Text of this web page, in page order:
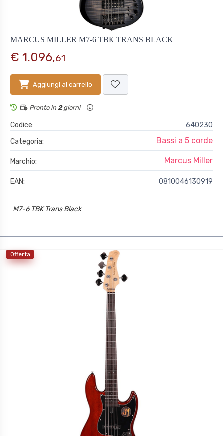
MARCUS MILLER M7-6 TBK TRANS BLACK
€ 1.096,61
Aggiungi al carrello
Pronto in 2giorni
Codice:
640230
Categoria:
Bassi a 5 corde
Marchio: Marcus Miller
EAN: 0810046130919
M7-6 TBK Trans Black
Offerta